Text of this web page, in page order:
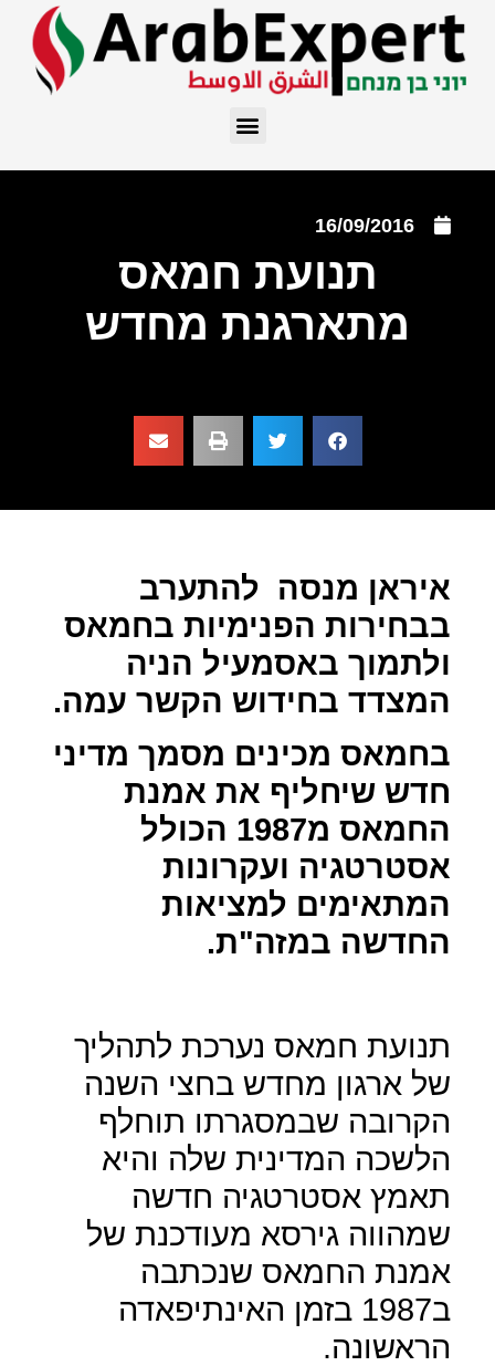
16/09/2016
תנועת חמאס
מתארגנת מחדש
איראן מנסה להתערב
בבחירות הפנימיות בחמאס
ולתמוך באסמעיל הניה
המצדד בחידוש הקשר עמה.
בחמאס מכינים מסמך מדיני
חדש שיחליף את אמנת
החמאס מ1987 הכולל
אסטרטגיה ועקרונות
המתאימים למציאות
החדשה במזה"ת.
תנועת חמאס נערכת לתהליך
של ארגון מחדש בחצי השנה
הקרובה שבמסגרתו תוחלף
הלשכה המדינית שלה והיא
תאמץ אסטרטגיה חדשה
שמהווה גירסא מעודכנת של
אמנת החמאס שנכתבה
ב1987 בזמן האינתיפאדה
הראשונה.